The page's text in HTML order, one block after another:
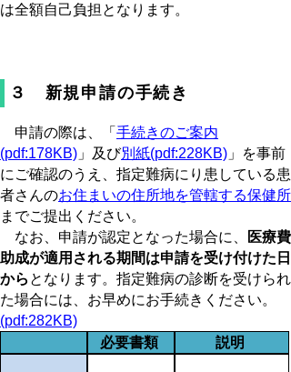
は全額自己負担となります。
３ 新規申請の手続き
申請の際は、「 手続きのご案内
(pdf:178KB) 」及び別紙(pdf:228KB) 」を事前
にご確認のうえ、指定難病にり患している患
者さんのお住まいの住所地を管轄する保健所
までご提出ください。
なお、申請が認定となった場合に、
医療費
助成が適用される期間は申請を受け付けた日
から となります。指定難病の診断を受けられ
た場合には、お早めにお手続きください。
(pdf:282KB)
必要書類
説明